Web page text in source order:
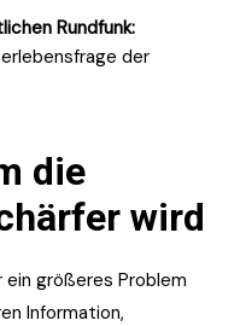
Rundfunk:
der
die
wird
größeres Problem
Information,